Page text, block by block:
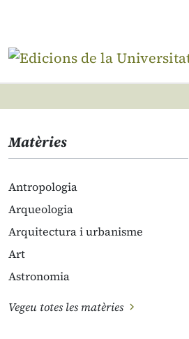
Matèries
Antropologia
Arqueologia
Arquitectura i urbanisme
Art
Astronomia
Vegeu totes les matèries